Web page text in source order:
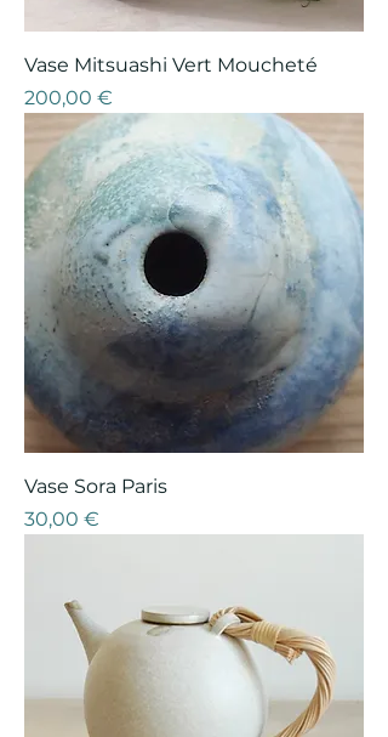
Vase Mitsuashi Vert Moucheté
Prix
200,00 €
Vase Sora Paris
Prix
30,00 €